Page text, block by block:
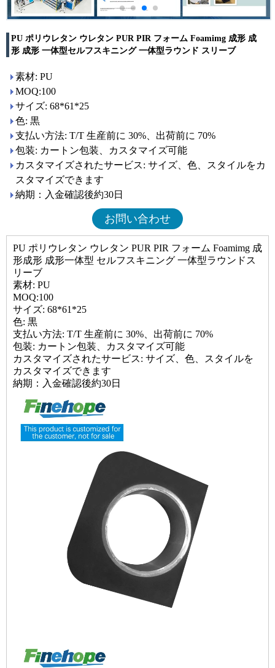
PU ポリウレタン ウレタン PUR PIR フォーム Foamimg 成形 成
形 成形 一体型セルフスキニング 一体型ラウンド スリーブ
素材: PU
MOQ:100
サイズ: 68*61*25
色: 黒
支払い方法: T/T 生産前に 30%、出荷前に 70%
包装: カートン包装、カスタマイズ可能
カスタマイズされたサービス: サイズ、色、スタイルをカ
スタマイズできます
納期：入金確認後約30日
お問い合わせ
PU ポリウレタン ウレタン PUR PIR フォーム Foamimg 成
形成形 成形一体型 セルフスキニング 一体型ラウンドス
リーブ
素材: PU
MOQ:100
サイズ: 68*61*25
色: 黒
支払い方法: T/T 生産前に 30%、出荷前に 70%
包装: カートン包装、カスタマイズ可能
カスタマイズされたサービス: サイズ、色、スタイルを
カスタマイズできます
納期：入金確認後約30日